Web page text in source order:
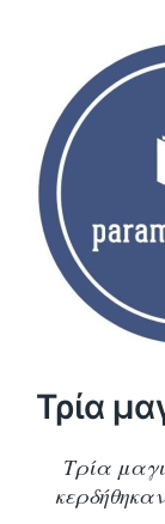
Τρία
Τρία